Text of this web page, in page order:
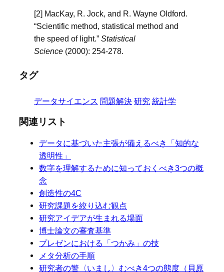
[2] MacKay, R. Jock, and R. Wayne Oldford.
“Scientific method, statistical method and
the speed of light.” Statistical
Science (2000): 254-278.
タグ
データサイエンス 問題解決 研究 統計学
関連リスト
データに基づいた主張が備えるべき「知的な
透明性」
数字を理解するために知っておくべき3つの概
念
創造性の4C
研究課題を絞り込む観点
研究アイデアが生まれる場面
博士論文の審査基準
プレゼンにおける「つかみ」の技
メタ分析の手順
研究者の警〈いまし〉むべき4つの態度（貝原